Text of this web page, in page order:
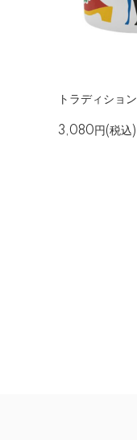
トラディショ
3,080円(税込)